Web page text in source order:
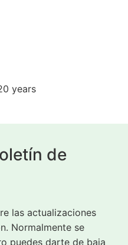
years
de
las actualizaciones
Normalmente se
puedes darte de baja